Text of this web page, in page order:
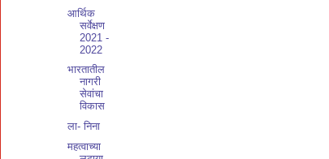
आर्थिक
सर्वेक्षण
2021 -
2022
भारतातील
नागरी
सेवांचा
विकास
ला- निना
महत्वाच्या